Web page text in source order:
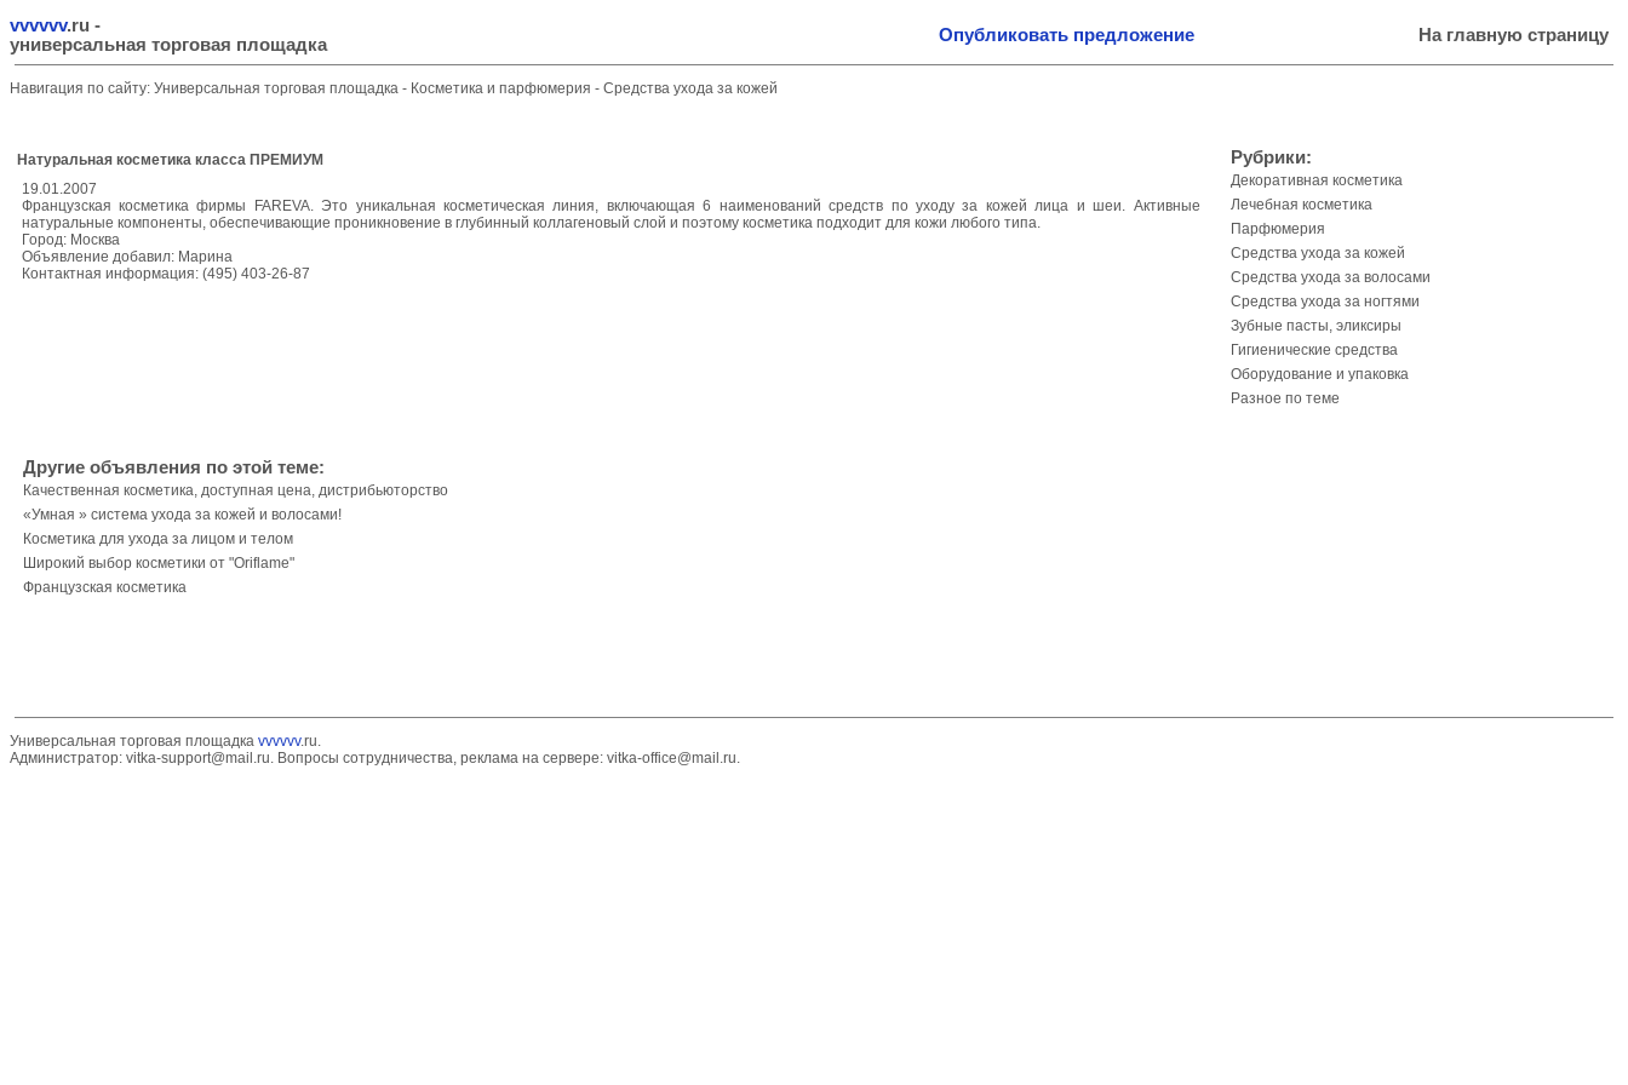
vvvvvv.ru -
универсальная торговая площадка
Опубликовать предложение На главную страницу
Навигация по сайту: Универсальная торговая площадка - Косметика и парфюмерия - Средства ухода за кожей
Натуральная косметика класса ПРЕМИУМ
19.01.2007
Французская косметика фирмы FAREVA. Это уникальная косметическая линия, включающая 6 наименований средств по уходу за кожей лица и шеи. Активные
натуральные компоненты, обеспечивающие проникновение в глубинный коллагеновый слой и поэтому косметика подходит для кожи любого типа.
Город: Москва
Объявление добавил: Марина
Контактная информация: (495) 403-26-87
Другие объявления по этой теме:
Качественная косметика, доступная цена, дистрибьюторство
«Умная » система ухода за кожей и волосами!
Косметика для ухода за лицом и телом
Широкий выбор косметики от "Oriflame"
Французская косметика
Рубрики:
Декоративная косметика
Лечебная косметика
Парфюмерия
Средства ухода за кожей
Средства ухода за волосами
Средства ухода за ногтями
Зубные пасты, эликсиры
Гигиенические средства
Оборудование и упаковка
Разное по теме
Универсальная торговая площадка vvvvvv.ru.
Администратор: vitka-support@mail.ru. Вопросы сотрудничества, реклама на сервере: vitka-office@mail.ru.